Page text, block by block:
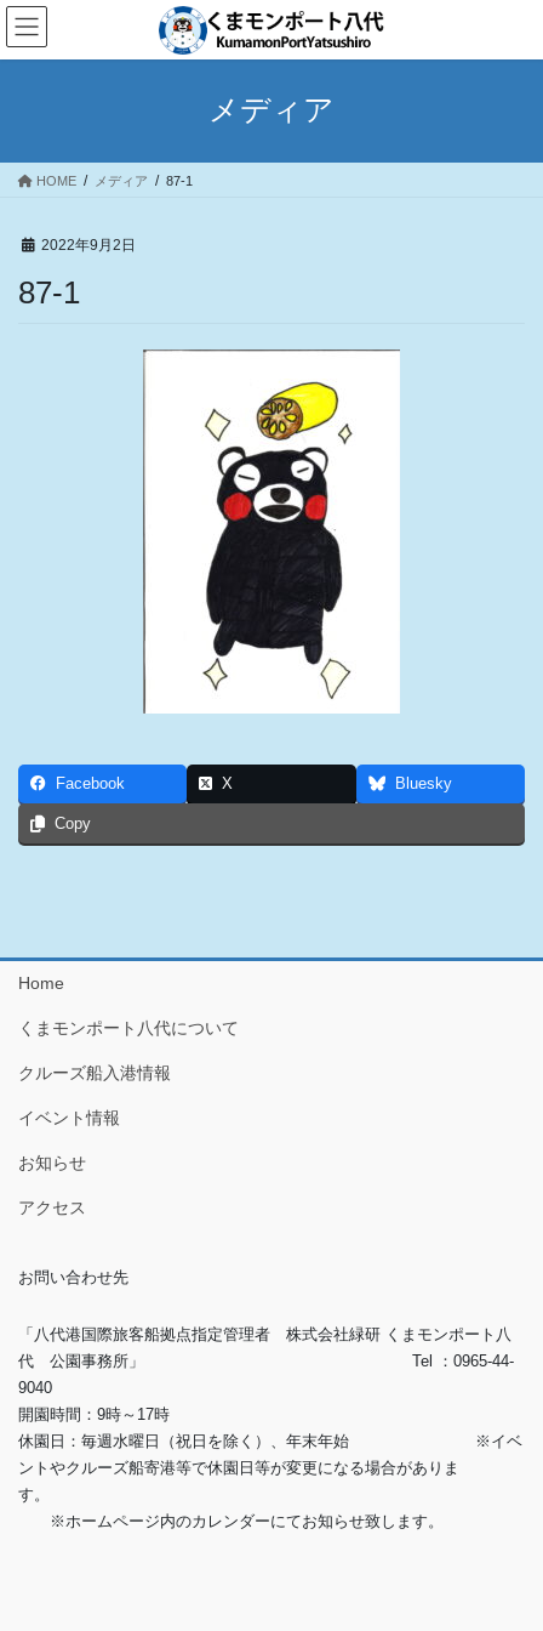
コ
ン
テ
ス
ナ
ビ
ゲ
ン
メディア
HOME メディア 87-1
2022年9月2日
87-1
Facebook X Bluesky
Copy
Home
くまモンポート八代について
クルーズ船入港情報
イベント情報
お知らせ
アクセス
お問い合わせ先
「八代港国際旅客船拠点指定管理者 株式会社緑研 くまモンポート八
代 公園事務所」 Tel ：0965-44-
9040
開園時間：9時～17時
休園日：毎週水曜日（祝日を除く）、年末年始 ※イベ
ントやクルーズ船寄港等で休園日等が変更になる場合がありま
す。
※ホームページ内のカレンダーにてお知らせ致します。